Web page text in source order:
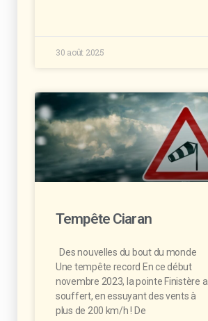
30 août 2025
Tempête Ciaran
Des nouvelles du bout du monde
Une tempête record En ce début
novembre 2023, la pointe Finistère a
souffert, en essuyant des vents à
plus de 200 km/h ! De